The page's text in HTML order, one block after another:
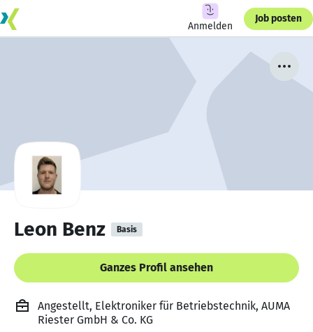
Anmelden
Job posten
Leon Benz Basis
Ganzes Profil ansehen
Angestellt, Elektroniker für Betriebstechnik, AUMA
Riester GmbH & Co. KG